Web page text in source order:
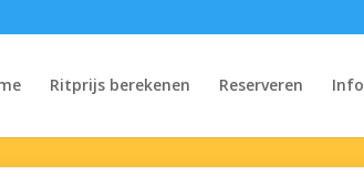
Ritprijs berekenen Reserveren Info